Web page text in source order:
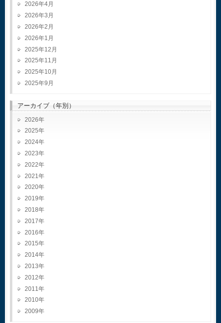
2026年4月
2026年3月
2026年2月
2026年1月
2025年12月
2025年11月
2025年10月
2025年9月
アーカイブ（年別）
2026
2025
2024
2023
2022
2021
2020
2019
2018
2017
2016
2015
2014
2013
2012
2011
2010
2009